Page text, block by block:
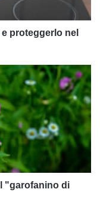
proteggerlo nel
"garofanino di